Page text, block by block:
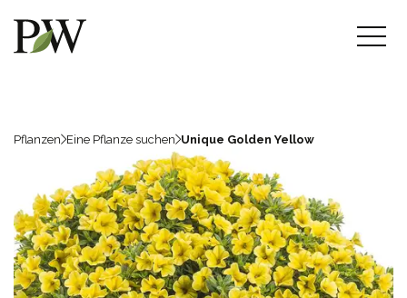
Pflanzen Eine Pflanze suchen Unique Golden Yellow